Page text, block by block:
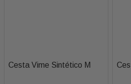
Cesta Vime Sintético M